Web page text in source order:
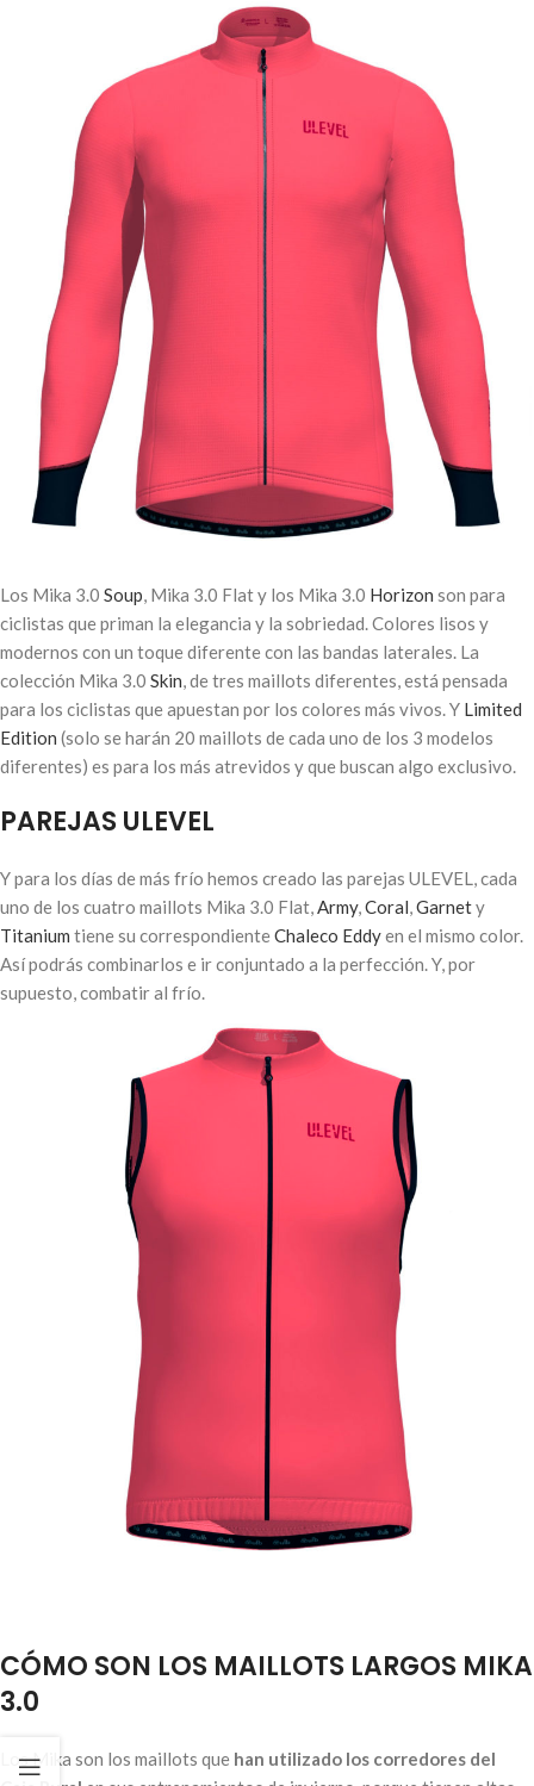
Los Mika 3.0 Soup, Mika 3.0 Flat y los Mika 3.0 Horizon son para
ciclistas que priman la elegancia y la sobriedad. Colores lisos y
modernos con un toque diferente con las bandas laterales. La
colección Mika 3.0 Skin, de tres maillots diferentes, está pensada
para los ciclistas que apuestan por los colores más vivos. Y Limited
Edition (solo se harán 20 maillots de cada uno de los 3 modelos
diferentes) es para los más atrevidos y que buscan algo exclusivo.
PAREJAS ULEVEL
Y para los días de más frío hemos creado las parejas ULEVEL, cada
uno de los cuatro maillots Mika 3.0 Flat,Army,Coral,Garnety
Titanium tiene su correspondienteChaleco Eddyen el mismo color.
Así podrás combinarlos e ir conjuntado a la perfección. Y, por
supuesto, combatir al frío.
CÓMO SON LOS MAILLOTS LARGOS MIKA
3.0
Los Mika son los maillots que han utilizado los corredores del